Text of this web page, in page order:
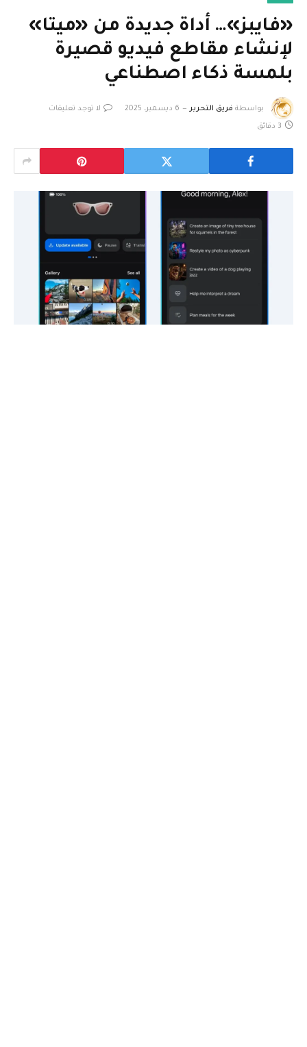
«فايبز»… أداة جديدة من «ميتا»
لإنشاء مقاطع فيديو قصيرة
بلمسة ذكاء اصطناعي
بواسطة فريق التحرير 6 ديسمبر، 2025 لا توجد تعليقات
3 دقائق